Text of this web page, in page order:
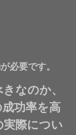
必要です。
なのか、
功率を高
際につい